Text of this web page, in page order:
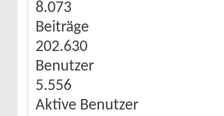
8.073
Beiträge
202.630
Benutzer
5.556
Aktive Benutzer